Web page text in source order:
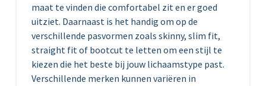
maat te vinden die comfortabel zit en er goed
uitziet. Daarnaast is het handig om op de
verschillende pasvormen zoals skinny, slim fit,
straight fit of bootcut te letten om een stijl te
kiezen die het beste bij jouw lichaamstype past.
Verschillende merken kunnen variëren in